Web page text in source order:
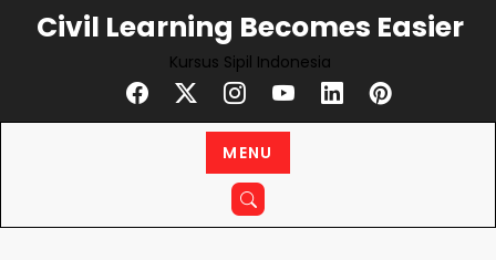
Civil Learning Becomes Easier
Kursus Sipil Indonesia
MENU